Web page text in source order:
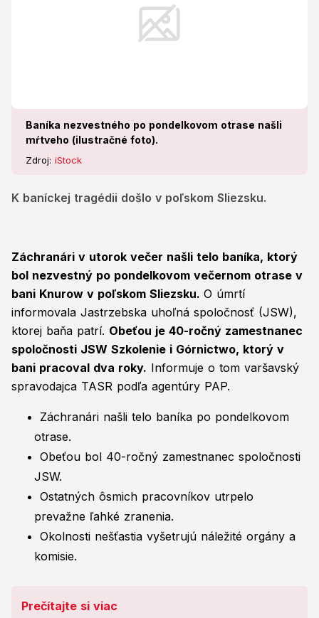
Baníka nezvestného po pondelkovom otrase našli
mŕtveho (ilustračné foto).
Zdroj: iStock
K baníckej tragédii došlo v poľskom Sliezsku.
Záchranári v utorok večer našli telo baníka, ktorý
bol nezvestný po pondelkovom večernom otrase v
bani Knurow v poľskom Sliezsku. O úmrtí
informovala Jastrzebska uhoľná spoločnosť (JSW),
ktorej baňa patrí. Obeťou je 40-ročný zamestnanec
spoločnosti JSW Szkolenie i Górnictwo, ktorý v
bani pracoval dva roky. Informuje o tom varšavský
spravodajca TASR podľa agentúry PAP.
Záchranári našli telo baníka po pondelkovom
otrase.
Obeťou bol 40-ročný zamestnanec spoločnosti
JSW.
Ostatných ôsmich pracovníkov utrpelo
prevažne ľahké zranenia.
Okolnosti nešťastia vyšetrujú náležité orgány a
komisie.
Prečítajte si viac